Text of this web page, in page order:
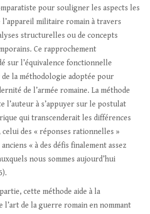
pour souligner les aspects les
l’appareil militaire romain à travers
structurelles ou de concepts
Ce rapprochement
sur l’équivalence fonctionnelle
la méthodologie adoptée pour
de l’armée romaine. La méthode
l’auteur à s’appuyer sur le postulat
qui transcenderait les différences
des « réponses rationnelles »
« à des défis finalement assez
nous sommes aujourd’hui
cette méthode aide à la
l’art de la guerre romain en nommant